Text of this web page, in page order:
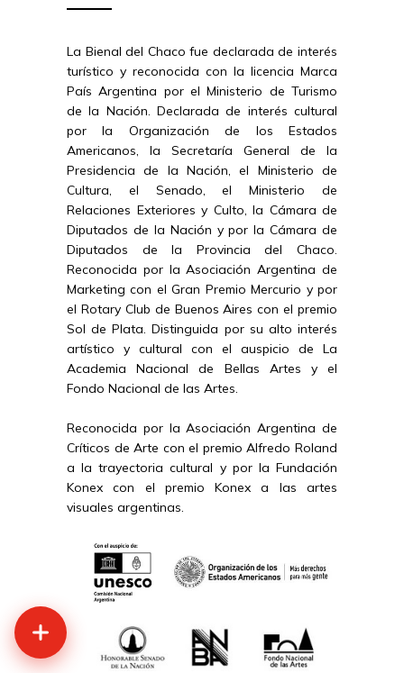
La Bienal del Chaco fue declarada de interés
turístico y reconocida con la licencia Marca
País Argentina por el Ministerio de Turismo
de la Nación. Declarada de interés cultural
por la Organización de los Estados
Americanos, la Secretaría General de la
Presidencia de la Nación, el Ministerio de
Cultura, el Senado, el Ministerio de
Relaciones Exteriores y Culto, la Cámara de
Diputados de la Nación y por la Cámara de
Diputados de la Provincia del Chaco.
Reconocida por la Asociación Argentina de
Marketing con el Gran Premio Mercurio y por
el Rotary Club de Buenos Aires con el premio
Sol de Plata. Distinguida por su alto interés
artístico y cultural con el auspicio de La
Academia Nacional de Bellas Artes y el
Fondo Nacional de las Artes.
Reconocida por la Asociación Argentina de
Críticos de Arte con el premio Alfredo Roland
a la trayectoria cultural y por la Fundación
Konex con el premio Konex a las artes
visuales argentinas.